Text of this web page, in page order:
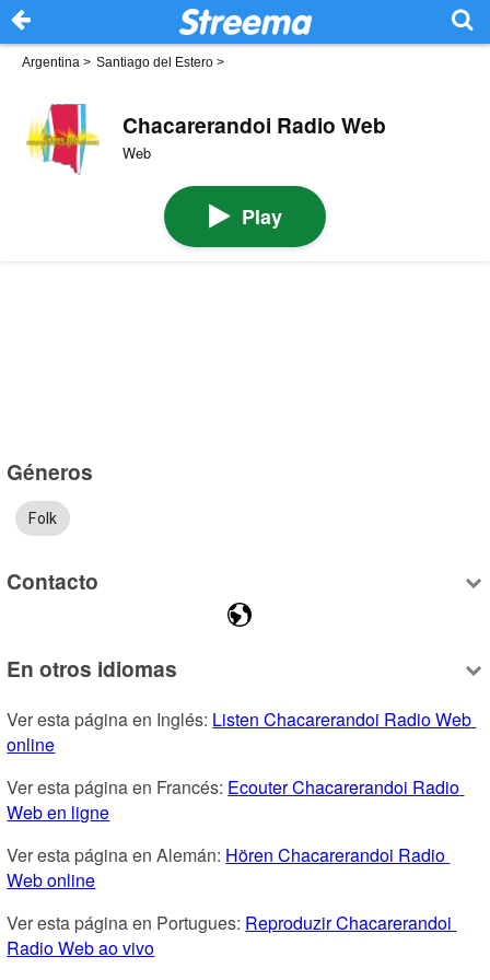
Argentina > Santiago del Estero >
Chacarerandoi Radio Web
Web
Play
Géneros
Folk
Contacto
En otros idiomas
Ver esta página en Inglés: Listen Chacarerandoi Radio Web
online
Ver esta página en Francés: Ecouter Chacarerandoi Radio
Web en ligne
Ver esta página en Alemán: Hören Chacarerandoi Radio
Web online
Ver esta página en Portugues: Reproduzir Chacarerandoi
Radio Web ao vivo